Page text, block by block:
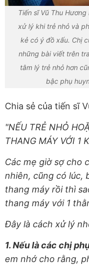
Tiến sĩ Vũ Thu
xử lý khi trẻ nhỏ và
kẻ có ý đồ xấu. Chị
những bài viết trên
tâm lý trẻ nhỏ hơn
bậc phụ
Chia sẻ của tiến sĩ
"NẾU TRẺ NHỎ
THANG MÁY VỚI 1
Các mẹ giờ sợ cho
nhiên, cũng có lúc,
thang máy rồi thì
thang máy với 1
Đây là cách xử lý
1. Nếu là các chị
em nhớ cho rằng,